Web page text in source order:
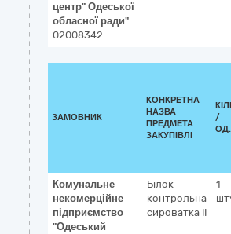
центр" Одеської
обласної ради"
02008342
ЗАМОВНИК
КОНКРЕТНА
НАЗВА
ПРЕДМЕТА
ЗАКУПІВЛІ
/
Комунальне
некомерційне
підприємство
"Одеський
Білок
контрольна
сироватка ІІ
1